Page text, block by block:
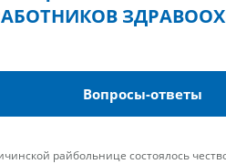
Вопросы-ответы
райбольнице состоялось